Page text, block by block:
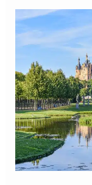
de
Schwerin
y
ver
en
la
ciudad